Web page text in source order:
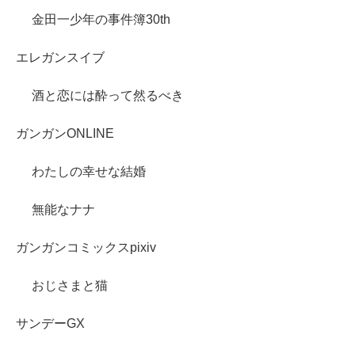
金田一少年の事件簿30th
エレガンスイブ
酒と恋には酔って然るべき
ガンガンONLINE
わたしの幸せな結婚
無能なナナ
ガンガンコミックスpixiv
おじさまと猫
サンデーGX